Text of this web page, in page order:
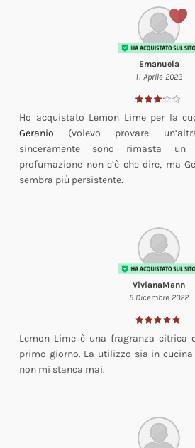
Emanuela
11 Aprile 2023
Ho acquistato Lemon Lime per la
Geranio (volevo provare
sinceramente sono rimasta un
profumazione non c’è che dire, ma
sembra più persistente.
VivianaMann
5 Dicembre 2022
Lemon Lime è una fragranza citrica
primo giorno. La utilizzo sia in
non mi stanca mai.